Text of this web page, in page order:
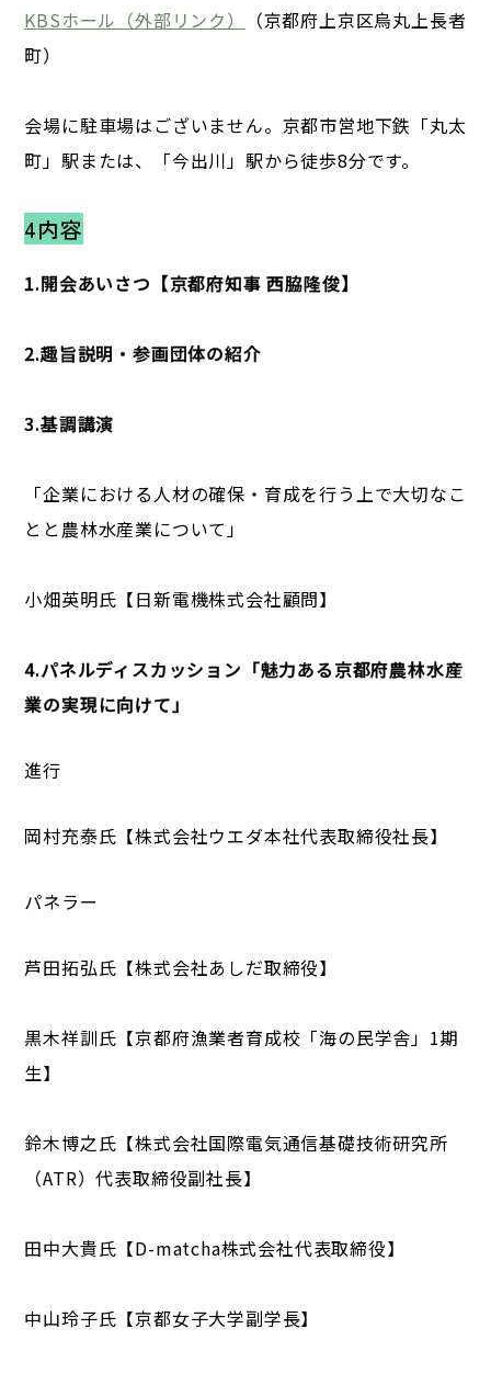
KBSホール（外部リンク）
（京都府上京区烏丸上長者
町）
会場に駐車場はございません。京都市営地下鉄「丸太
町」駅または、「今出川」駅から徒歩8分です。
4内容
1.開会あいさつ【京都府知事 西脇隆俊】
2.趣旨説明・参画団体の紹介
3.基調講演
「企業における人材の確保・育成を行う上で大切なこ
とと農林水産業について」
小畑英明氏【日新電機株式会社顧問】
4.パネルディスカッション「魅力ある京都府農林水産
業の実現に向けて」
進行
岡村充泰氏【株式会社ウエダ本社代表取締役社長】
パネラー
芦田拓弘氏【株式会社あしだ取締役】
黒木祥訓氏【京都府漁業者育成校「海の民学舎」1期
生】
鈴木博之氏【株式会社国際電気通信基礎技術研究所
（ATR）代表取締役副社長】
田中大貴氏【D-matcha株式会社代表取締役】
中山玲子氏【京都女子大学副学長】